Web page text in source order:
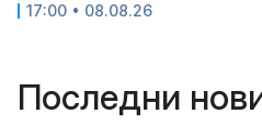
17:00 • 08.08.26
Последни